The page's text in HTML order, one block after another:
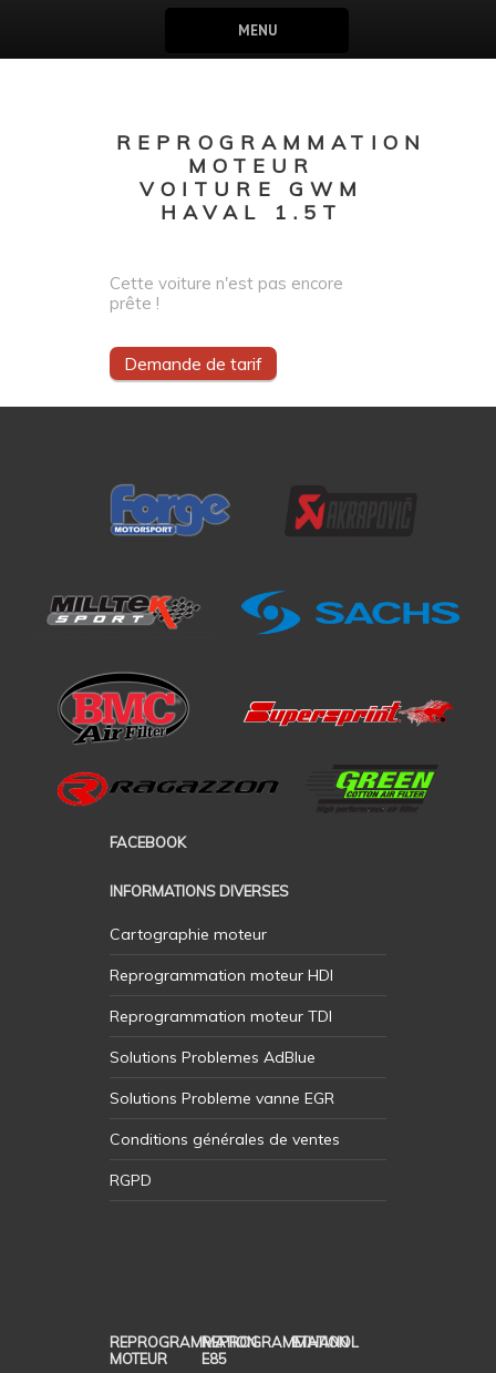
MENU
REPROGRAMMATION
MOTEUR
VOITURE GWM
HAVAL 1.5T
Cette voiture n'est pas encore
prête !
Demande de tarif
FACEBOOK
INFORMATIONS DIVERSES
Cartographie moteur
Reprogrammation moteur HDI
Reprogrammation moteur TDI
Solutions Problemes AdBlue
Solutions Probleme vanne EGR
Conditions générales de ventes
RGPD
REPROGRAMMATION
MOTEUR
REPROGRAMMATION
E85
ETHANOL